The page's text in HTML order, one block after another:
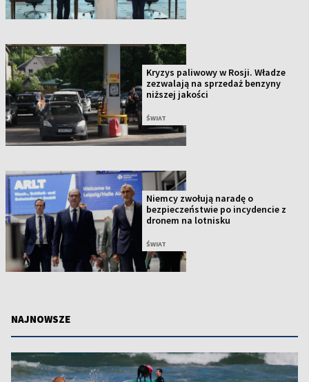
Kryzys paliwowy w Rosji. Władze
zezwalają na sprzedaż benzyny
niższej jakości
ŚWIAT
Niemcy zwołują naradę o
bezpieczeństwie po incydencie z
dronem na lotnisku
ŚWIAT
NAJNOWSZE